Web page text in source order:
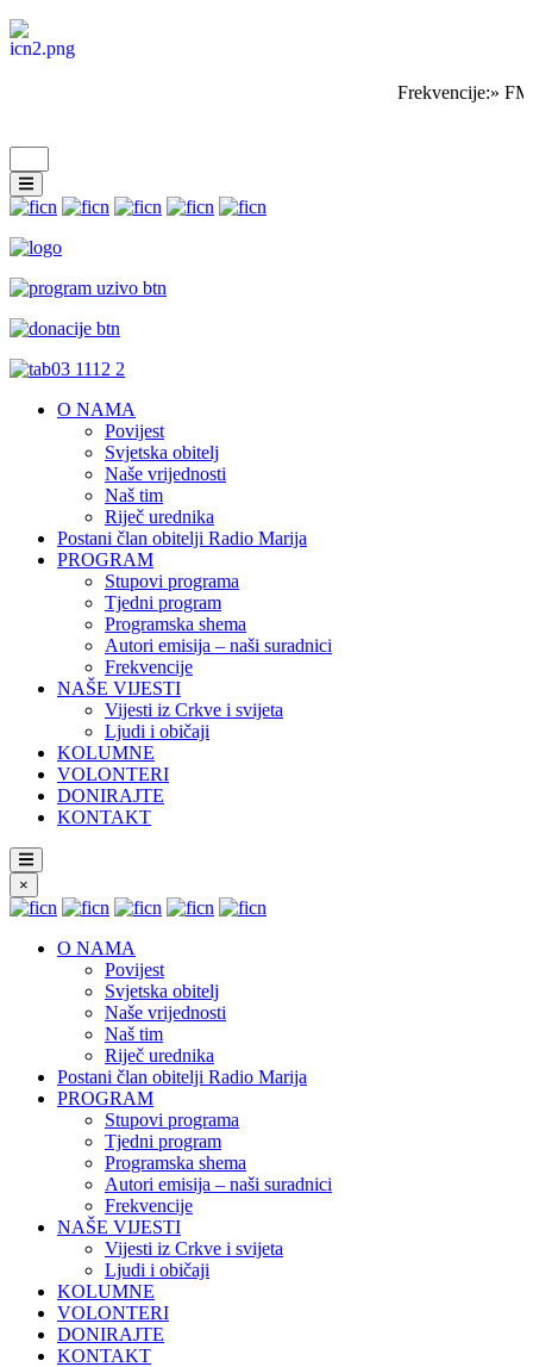
Frekvencije:»
O NAMA
Povijest
Svjetska obitelj
Naše vrijednosti
Naš tim
Riječ urednika
Postani član obitelji Radio Marija
PROGRAM
Stupovi programa
Tjedni program
Programska shema
Autori emisija – naši suradnici
Frekvencije
NAŠE VIJESTI
Vijesti iz Crkve i svijeta
Ljudi i običaji
KOLUMNE
VOLONTERI
DONIRAJTE
KONTAKT
×
O NAMA
Povijest
Svjetska obitelj
Naše vrijednosti
Naš tim
Riječ urednika
Postani član obitelji Radio Marija
PROGRAM
Stupovi programa
Tjedni program
Programska shema
Autori emisija – naši suradnici
Frekvencije
NAŠE VIJESTI
Vijesti iz Crkve i svijeta
Ljudi i običaji
KOLUMNE
VOLONTERI
DONIRAJTE
KONTAKT